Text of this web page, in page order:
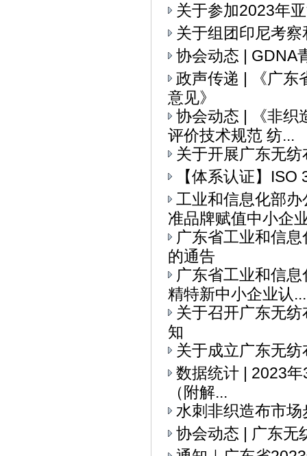
关于参加2023年
关于组团印尼考
协会动态 | GDNA
政声传递 | 《广东
意见》
协会动态 | 《非织
评价技术规范 纺...
关于开展广东无
【体系认证】
工业和信息化部
准品牌赋值中小企
广东省工业和信
的通告
广东省工业和信
精特新中小企业认...
关于召开广东无
知
关于成立广东无
数据统计 | 2023
（附解...
水刺非织造布市
协会动态 | ​广东无